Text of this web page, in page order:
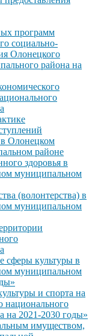
программ
социально-
Олонецкого
района на
в Олонецком
районе
здоровья в
муниципальном
(волонтерства) в
муниципальном
сферы культуры в
муниципальном
и спорта на
национального
на 2021-2030 годы»
имуществом,